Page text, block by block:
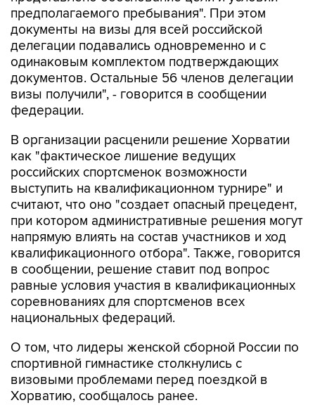
предполагаемого пребывания". При этом
документы на визы для всей российской
делегации подавались одновременно и с
одинаковым комплектом подтверждающих
документов. Остальные 56 членов делегации
визы получили", - говорится в сообщении
федерации.
В организации расценили решение Хорватии
как "фактическое лишение ведущих
российских спортсменок возможности
выступить на квалификационном турнире" и
считают, что оно "создает опасный прецедент,
при котором административные решения могут
напрямую влиять на состав участников и ход
квалификационного отбора". Также, говорится
в сообщении, решение ставит под вопрос
равные условия участия в квалификационных
соревнованиях для спортсменов всех
национальных федераций.
О том, что лидеры женской сборной России по
спортивной гимнастике столкнулись с
визовыми проблемами перед поездкой в
Хорватию, сообщалось ранее.